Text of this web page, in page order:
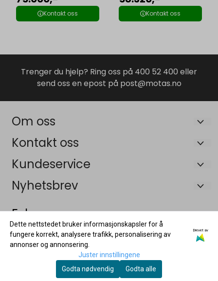
Kontakt oss Kontakt oss
Trenger du hjelp? Ring oss på 400 52 400 eller
send oss en epost på post@motas.no
Om oss
Maskin og Tilhengersenteret AS
Org. nr. 926448315 MVA
Tlf: 40052400
post@motas.no
Kontakt oss
Om oss
Frakt og retur
Personvernerklæring
Garanti og reklamasjon
Våre tilhenger forhandlere
Kundeservice
Om oss
Personvernerklæring
Garanti og reklamasjon
Våre tilhenger forhandlere
Nyhetsbrev
E-post
Registrer deg
Følg oss:
Dette nettstedet bruker informasjonskapsler for å
fungere korrekt, analysere trafikk, personalisering av
annonser og annonsering.
Drevet av
Juster innstillingene
Godta nødvendig
Godta alle